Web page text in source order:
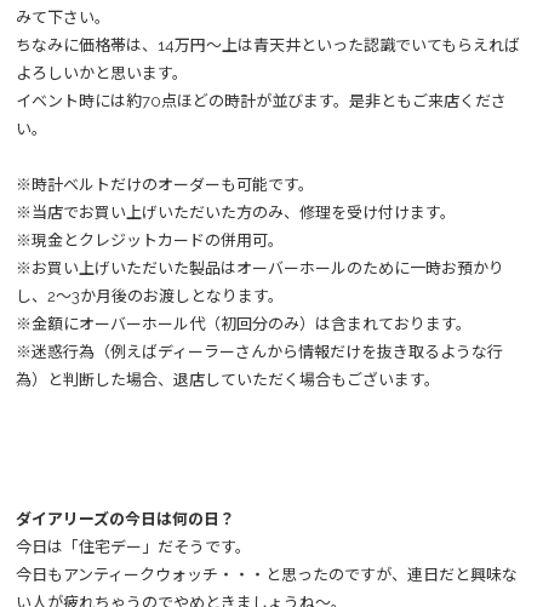
みて下さい。
ちなみに価格帯は、14万円～上は青天井といった認識でいてもらえれば
よろしいかと思います。
イベント時には約70点ほどの時計が並びます。是非ともご来店くださ
い。
※時計ベルトだけのオーダーも可能です。
※当店でお買い上げいただいた方のみ、修理を受け付けます。
※現金とクレジットカードの併用可。
※お買い上げいただいた製品はオーバーホールのために一時お預かり
し、2～3か月後のお渡しとなります。
※金額にオーバーホール代（初回分のみ）は含まれております。
※迷惑行為（例えばディーラーさんから情報だけを抜き取るような行
為）と判断した場合、退店していただく場合もございます。
ダイアリーズの今日は何の日？
今日は「住宅デー」だそうです。
今日もアンティークウォッチ・・・と思ったのですが、連日だと興味な
い人が疲れちゃうのでやめときましょうね～。